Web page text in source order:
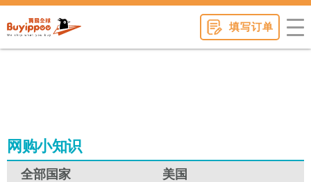
填写订单
网购小知识
全部国家
美国